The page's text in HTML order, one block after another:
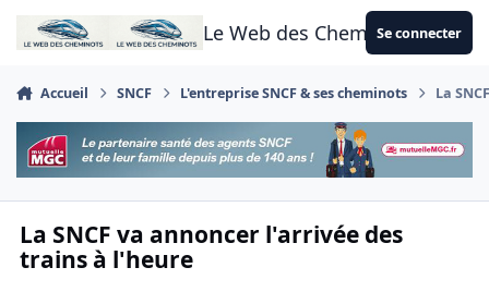
Aller au contenu
Le Web des CheminotsSe connecter
Accueil SNCF L'entreprise SNCF & ses cheminots La
La SNCF va annoncer l'arrivée des
trains à l'heure